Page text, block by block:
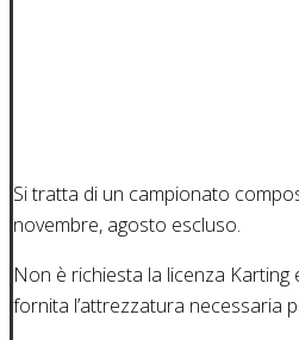
Si tratta di un campionato
novembre, agosto escluso.
Non è richiesta la licenza Karting
fornita l’attrezzatura necessaria